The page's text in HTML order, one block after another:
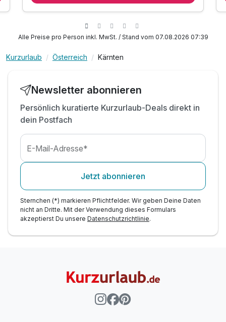
inkl. KärntenCard mit zahlreichen Ermäßigungen*
inkl. Nutzung des Fitnessbereiches
Aufenthalt
inkl. W-LAN Nutzung & Parkplatz
Tipp: Buchen Sie eine Massage vor Ort!
Tipp: Katschberg & Millstätter See
Kinderpreise verstehen sich inkl. Vollpension!
Alle Preise pro Person inkl. MwSt. / Stand vom 07.08.2026 07:39
Kurzurlaub Österreich Kärnten
Newsletter abonnieren
Persönlich kuratierte Kurzurlaub-Deals direkt in
dein Postfach
E-Mail-Adresse*
Jetzt abonnieren
Sternchen (*) markieren Pflichtfelder. Wir geben Deine Daten
nicht an Dritte. Mit der Verwendung dieses Formulars
akzeptierst Du unsere Datenschutzrichtlinie.